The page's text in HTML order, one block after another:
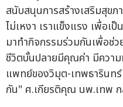
สนับสนุนการสร้างเสริมสุข
ไม่เหงา เราแข็งแรง เพื่อเ
มาทำกิจกรรมร่วมกันเพื่อช่ว
ชีวิตบั้นปลายมีคุณค่า มีควา
แพทย์ของวิมุต-เทพธารินท
กัน" ศ.เกียรติคุณ นพ.เทพ ก